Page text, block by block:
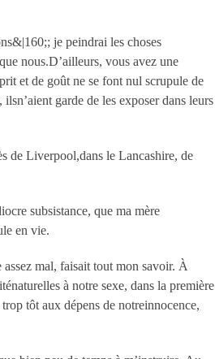
je peindrai les choses
nous.D’ailleurs, vous avez une
et de goût ne se font nul scrupule de
garde de les exposer dans leurs
de Liverpool,dans le Lancashire, de
subsistance, que ma mère
en vie.
mal, faisait tout mon savoir. À
à notre sexe, dans la première
tôt aux dépens de notreinnocence,